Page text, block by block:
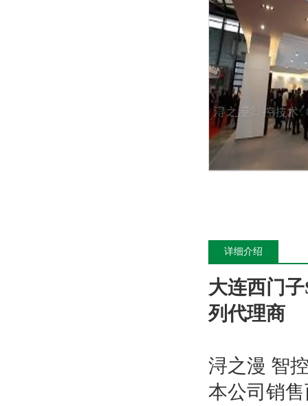
详细介绍
大连西门
列代理商
浔之漫 智
本公司销